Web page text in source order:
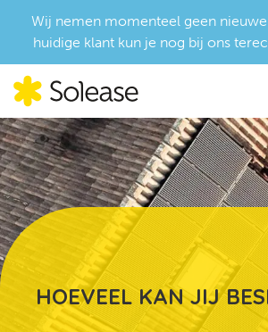
Wij nemen momenteel geen nieuwe
huidige klant kun je nog bij ons
HOEVEEL KAN JIJ